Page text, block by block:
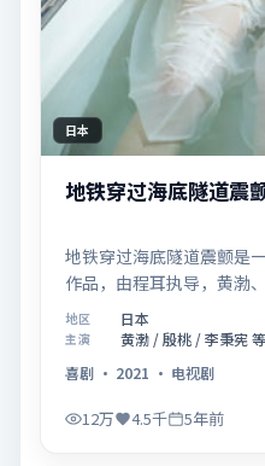
日本
地铁穿过海底隧道震
地铁穿过海底隧道震颤是
作品，由程耳执导，黄渤
于2021年08月27日在院线
与勇敢迈出的一步」展开
力，节奏起伏得当，人物
化了类型片的观感体验，
适合关注现实主义叙事与
地区 日本
主演
黄渤 / 殷桃 / 李秉宪 等
喜剧 · 2021 · 电视剧
12万 4.5千 5年前